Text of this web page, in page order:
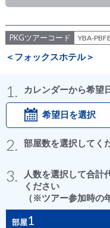
PKGツアーコード YBA-
＜フォックスホテル＞
1. カレンダーから希望
希望日を選択
2. 部屋数を選択してく
3.
人数を選択して合計
ください
（※ツアー参加時の
部屋1